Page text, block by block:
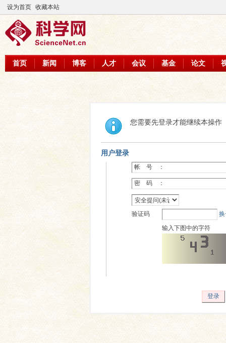
设为首页 收藏本站
首页 新闻 博客 人才 会议 基金 论文
您需要先登录才能继续本操作
用户登录
帐 号 ：
密 码 ：
验证码
输入下图中的字符
登录